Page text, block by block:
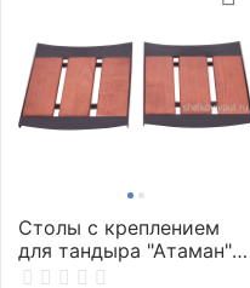
Столы с креплением
для тандыра "Атаман"
(2 шт.)